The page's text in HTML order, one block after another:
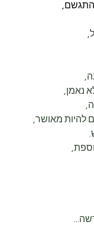
נאמן,
להיות מאושר,